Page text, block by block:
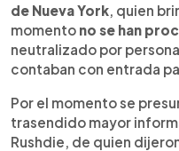
de Nueva York , quien
momento no se han
neutralizado por
contaban con entrada
Por el momento se
trasendido mayor
Rushdie, de quien